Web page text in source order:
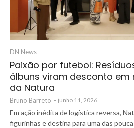
DN News
Paixão por futebol:
álbuns viram desconto em
da Natura
Bruno Barreto - junho 11, 2026
Em ação inédita de logística reversa,
figurinhas e destina para uma das